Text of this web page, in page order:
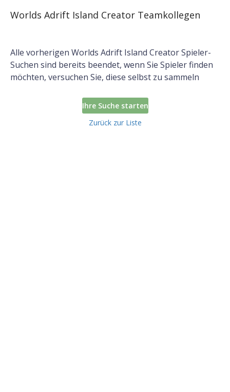
Worlds Adrift Island Creator Teamkollegen
Alle vorherigen Worlds Adrift Island Creator Spieler-
Suchen sind bereits beendet, wenn Sie Spieler finden
möchten, versuchen Sie, diese selbst zu sammeln
Ihre Suche starten
Zurück zur Liste